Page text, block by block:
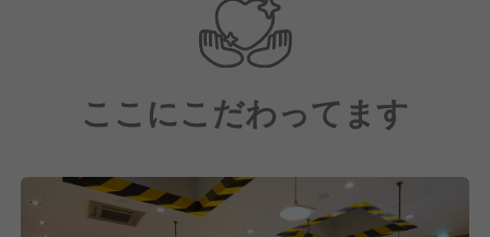
そのため、社員一人ひとりのアイディアや意見を大切
にし、やりがいを感じながらあなたの経験を存分に活
ここにこだわってます